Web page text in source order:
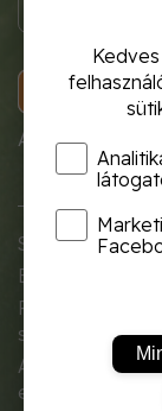
A termék
Silene Vulgaris
Egynyári
Felálló szárak.
színűek,
A fiatal
egyszerűen